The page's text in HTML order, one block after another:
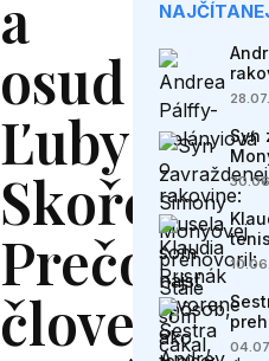
a
osud
Ľuby
Prečo
človek
Syn